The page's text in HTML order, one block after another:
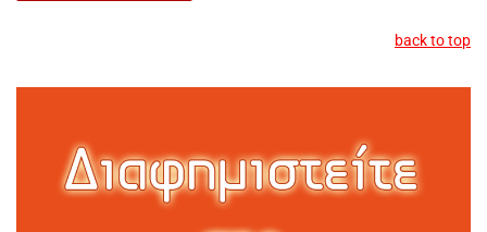
back to top